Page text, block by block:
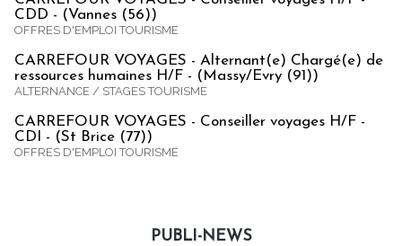
CDD - (Vannes (56))
OFFRES D'EMPLOI TOURISME
CARREFOUR VOYAGES - Alternant(e) Chargé(e) de
ressources humaines H/F - (Massy/Evry (91))
ALTERNANCE / STAGES TOURISME
CARREFOUR VOYAGES - Conseiller voyages H/F -
CDI - (St Brice (77))
OFFRES D'EMPLOI TOURISME
PUBLI-NEWS